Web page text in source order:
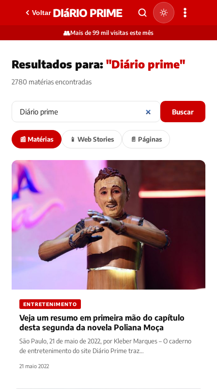
Voltar DIáRIO PRIME
👥Mais de 99 mil visitas este mês
Resultados para: "Diário prime"
2780 matérias encontradas
Buscar
📰 Matérias 📱 Web Stories 📄 Páginas
ENTRETENIMENTO
Veja um resumo em primeira mão do capítulo
desta segunda da novela Poliana Moça
São Paulo, 21 de maio de 2022, por Kleber Marques – O caderno
de entretenimento do site Diário Prime traz…
21 maio 2022